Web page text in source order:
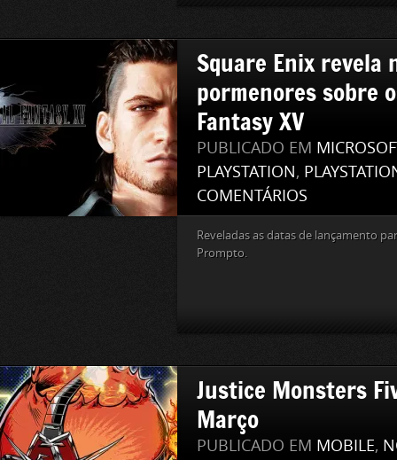
Square Enix revela
pormenores sobre
Fantasy XV
PUBLICADO EM
PLAYSTATION,
COMENTÁRIOS
Reveladas as datas de lançamento
Prompto.
Justice Monsters
Março
PUBLICADO EM MOBILE,